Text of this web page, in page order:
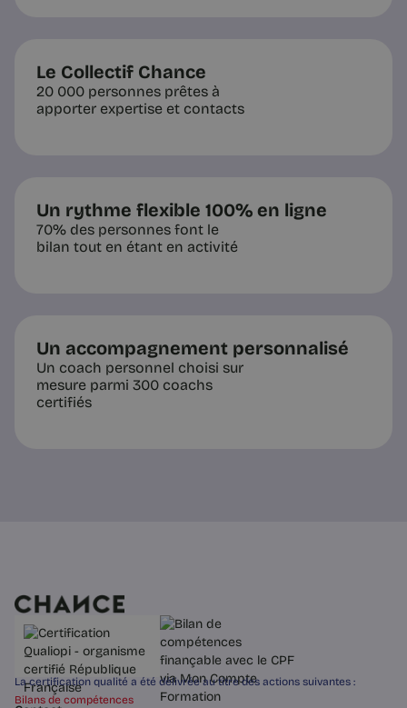
Le Collectif Chance
20 000 personnes prêtes à
apporter expertise et contacts
Un rythme flexible 100% en ligne
70% des personnes font le
bilan tout en étant en activité
Un accompagnement personnalisé
Un coach personnel choisi sur
mesure parmi 300 coachs
certifiés
La certification qualité a été délivrée au titre des actions suivantes :
Bilans de compétences